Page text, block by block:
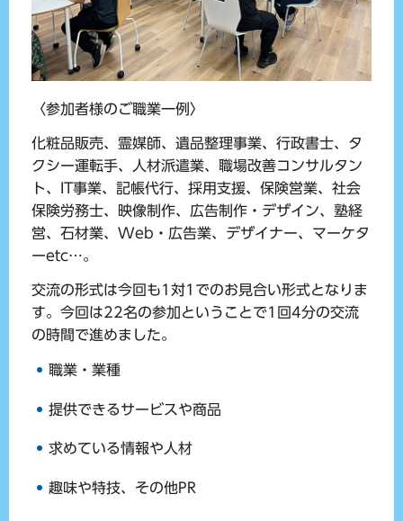
〈参加者様のご職業一例〉
化粧品販売、霊媒師、遺品整理事業、行政書士、タ
クシー運転手、人材派遣業、職場改善コンサルタン
ト、IT事業、記帳代行、採用支援、保険営業、社会
保険労務士、映像制作、広告制作・デザイン、塾経
営、石材業、Web・広告業、デザイナー、マーケタ
ーetc…。
交流の形式は今回も1対1でのお見合い形式となりま
す。今回は22名の参加ということで1回4分の交流
の時間で進めました。
職業・業種
提供できるサービスや商品
求めている情報や人材
趣味や特技、その他PR